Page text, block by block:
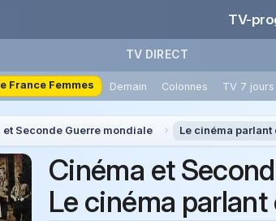
TV-
TV DIRECT
France Femmes Demain Colonnes TV 7 jours
et Seconde Guerre mondiale Le cinéma parlant
Cinéma et
Le cinéma